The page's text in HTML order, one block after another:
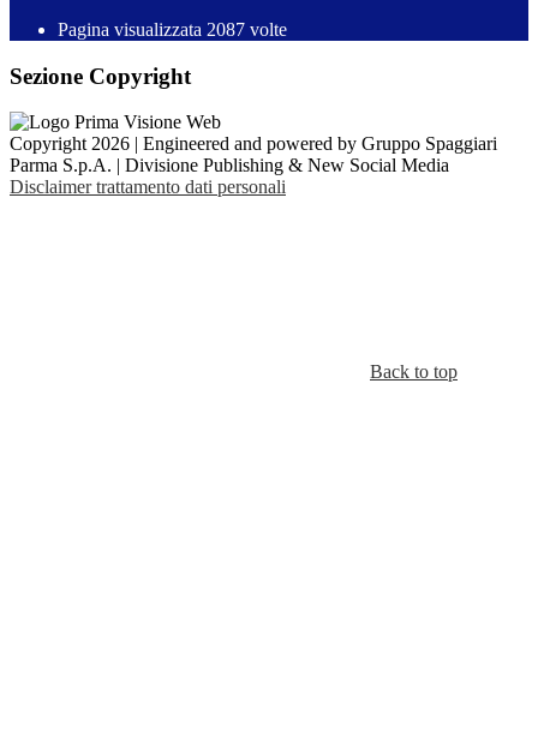
Pagina visualizzata 2087 volte
Sezione Copyright
Copyright 2026 | Engineered and powered by Gruppo Spaggiari
Parma S.p.A. | Divisione Publishing & New Social Media
Disclaimer trattamento dati personali
Back to top